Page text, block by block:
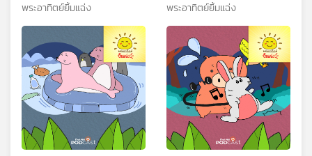
พระอาทิตย์ยิ้มแฉ่ง พระอาทิตย์ยิ้มแฉ่ง